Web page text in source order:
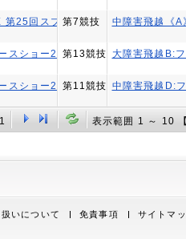
25回スプリング大会 CSI1*-W
第7競技 中障害飛越《A
スショー2026（障害飛越競技会）
第13競技 大障害飛越B:
スショー2026（障害飛越競技会）
第11競技 中障害飛越D:
表示範囲 1 ～ 10
いについて 免責事項 サイトマ